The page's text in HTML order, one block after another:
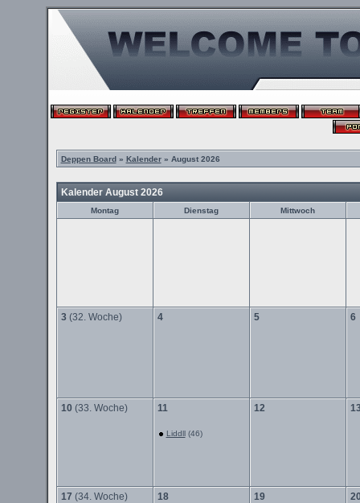
Deppen Board» Kalender» August 2026
Kalender August 2026
Montag Dienstag Mittwoch
3 (32. Woche) 4 5 6
10 (33. Woche) 11
Liddll(46)
12
17 (34. Woche) 18 19